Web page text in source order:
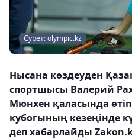
Сурет: olympic.kz
Нысана көздеуден
спортшысы Валерий
Мюнхен қаласында
кубогының кезеңінде
деп хабарлайды